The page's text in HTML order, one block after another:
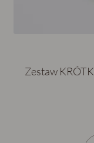
Zestaw